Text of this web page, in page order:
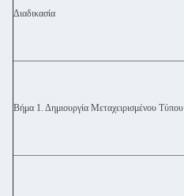
Διαδικασία
Βήμα 1. Δημιουργία Μεταχειρισμένου Τύπου